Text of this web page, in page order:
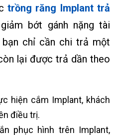
trồng răng Implant trả
bớt gánh nặng tài
bạn chỉ cần chi trả một
lại được trả dần theo
hiện cắm Implant, khách
điều trị.
phục hình trên Implant,